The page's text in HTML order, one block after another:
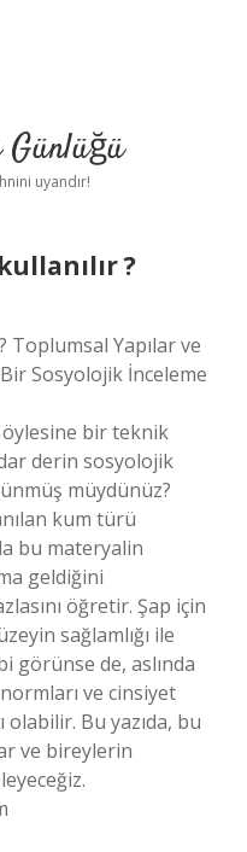
Günlüğü
uyandır!
?
Toplumsal Yapılar ve
Sosyolojik İnceleme
bir teknik
derin sosyolojik
müydünüz?
kum türü
bu materyalin
geldiğini
öğretir. Şap için
sağlamlığı ile
görünse de, aslında
ve cinsiyet
olabilir. Bu yazıda, bu
ve bireylerin